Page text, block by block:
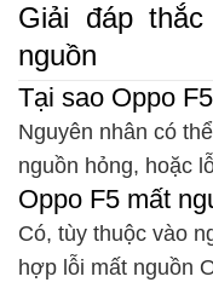
Giải đáp
nguồn
Tại sao Oppo
Nguyên nhân có
nguồn hỏng, hoặc
Oppo F5 mất
Có, tùy thuộc vào
hợp lỗi mất nguồn